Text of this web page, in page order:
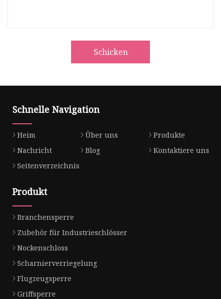
Schicken
Schnelle Navigation
Heim Über uns
Produkte
Nachricht
Blog
Kontaktiere uns
Seitenverzeichnis
Produkt
Branchensperre
Zubehör für Industrieschlösser
Nockenschloss
Scharnierverriegelung
Flugzeugsperre
Griffsperre